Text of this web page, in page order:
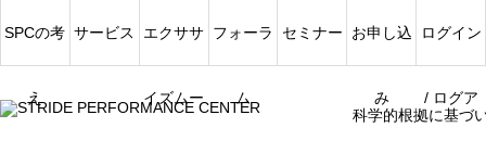
科学的根拠に基づ
SPCの考
え
サービス エクササ
イズムー
フォーラ
ム
セミナー お申し込
み
ログイン
/ ログア